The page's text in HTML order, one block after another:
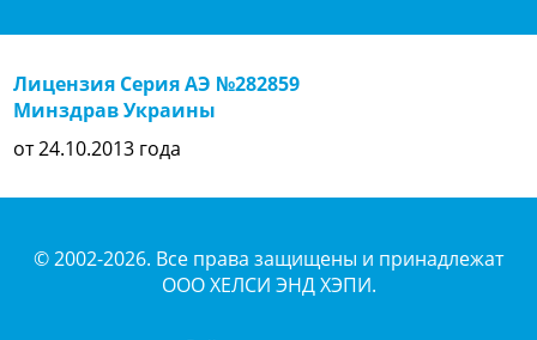
Лицензия Серия АЭ №282859
Минздрав Украины
от 24.10.2013 года
© 2002-2026. Все права защищены и принадлежат
ООО ХЕЛСИ ЭНД ХЭПИ.